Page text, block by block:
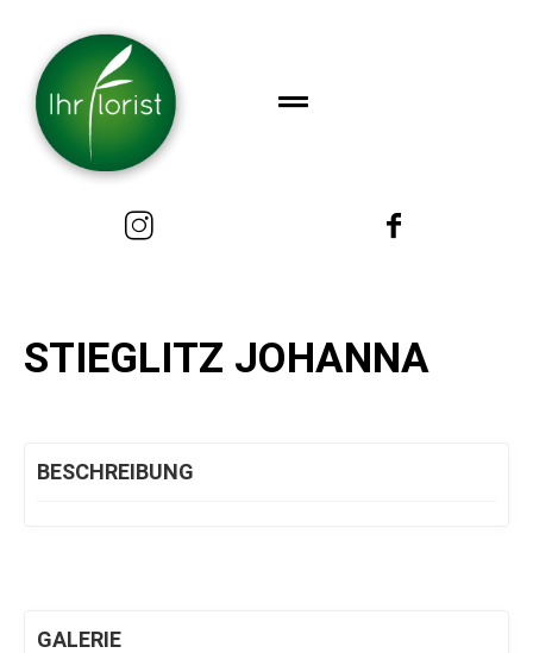
STIEGLITZ JOHANNA
BESCHREIBUNG
GALERIE